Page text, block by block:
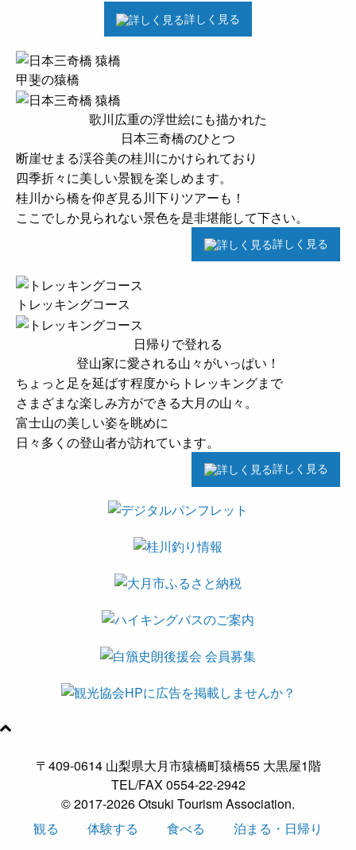
詳しく見る
甲斐の猿橋
歌川広重の浮世絵にも描かれた
日本三奇橋のひとつ
断崖せまる渓谷美の桂川にかけられており
四季折々に美しい景観を楽しめます。
桂川から橋を仰ぎ見る川下りツアーも！
ここでしか見られない景色を是非堪能して下さい。
詳しく見る
トレッキングコース
日帰りで登れる
登山家に愛される山々がいっぱい！
ちょっと足を延ばす程度からトレッキングまで
さまざまな楽しみ方ができる大月の山々。
富士山の美しい姿を眺めに
日々多くの登山者が訪れています。
詳しく見る
〒409-0614 山梨県大月市猿橋町猿橋55 大黒屋1階
TEL/FAX 0554-22-2942
© 2017-2026 Otsuki Tourism Association.
観る
体験する 食べる 泊まる・日帰り